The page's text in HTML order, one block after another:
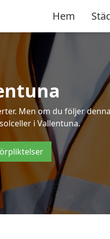
Hem
Men om du följer
i Vallentuna.